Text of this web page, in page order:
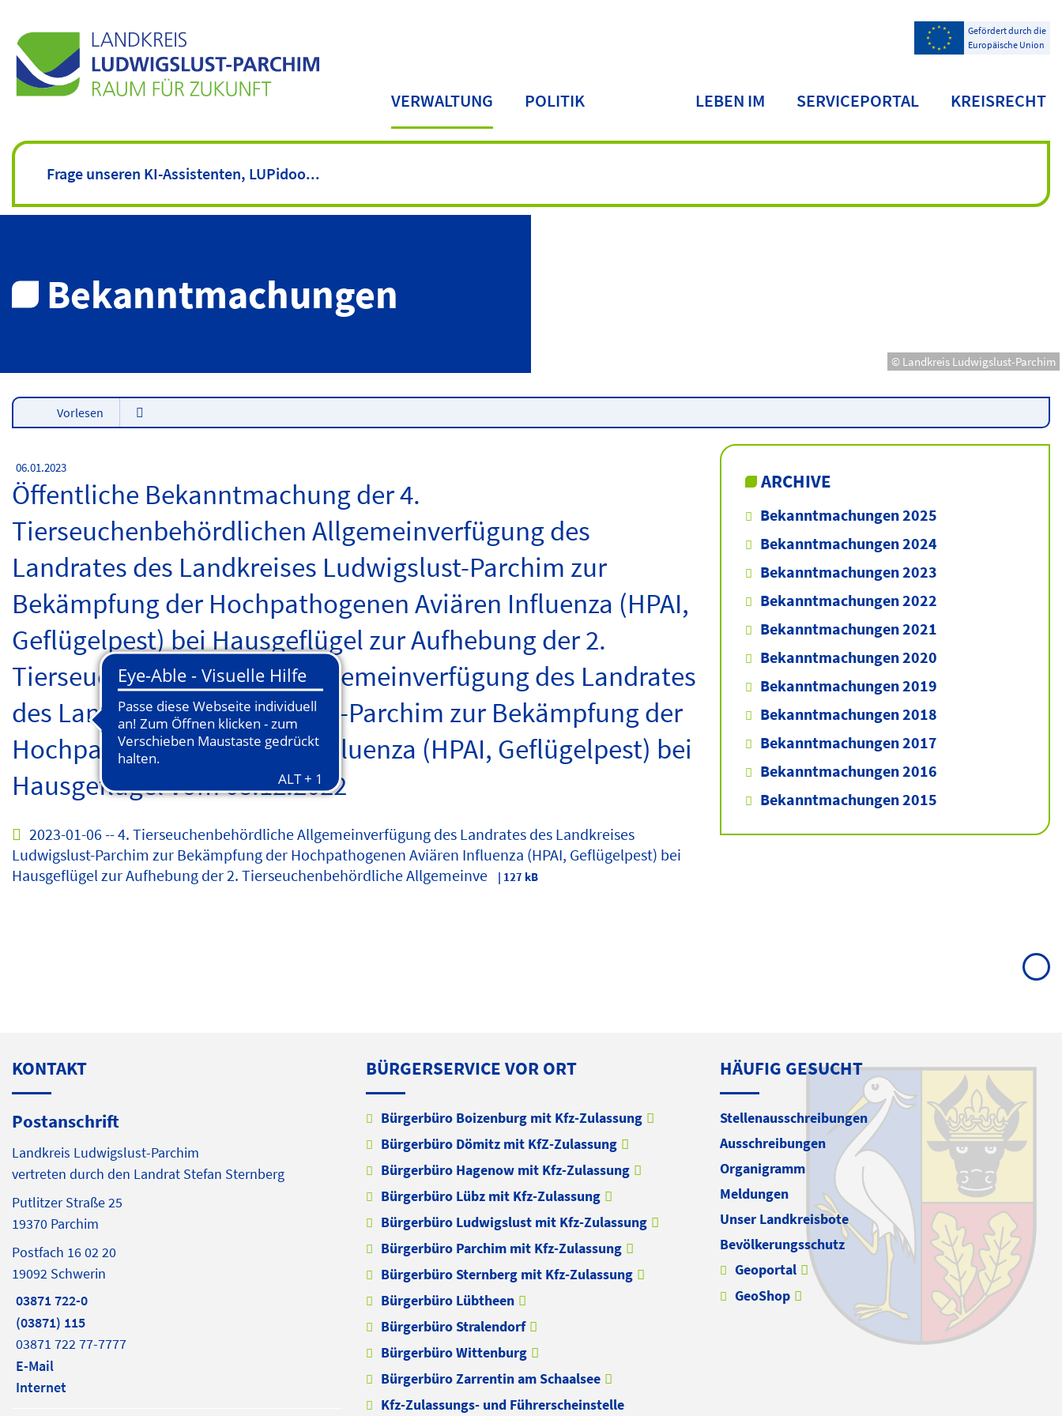
Gefördert durch die
Europäische Union
VERWALTUNG POLITIK LEBEN IM SERVICEPORTAL KREISRECHT
Bekanntmachungen
© Landkreis Ludwigslust-Parchim
Vorlesen
06.01.2023
Öffentliche Bekanntmachung der 4.
Tierseuchenbehördlichen Allgemeinverfügung des
Landrates des Landkreises Ludwigslust-Parchim zur
Bekämpfung der Hochpathogenen Aviären Influenza (HPAI,
Geflügelpest) bei Hausgeflügel zur Aufhebung der 2.
Tierseuchenbehördliche Allgemeinverfügung des Landrates
des Landkreises Ludwigslust-Parchim zur Bekämpfung der
Hochpathogenen Aviären Influenza (HPAI, Geflügelpest) bei
Hausgeflügel vom 08.12.2022
2023-01-06 -- 4. Tierseuchenbehördliche Allgemeinverfügung des Landrates des Landkreises
Ludwigslust-Parchim zur Bekämpfung der Hochpathogenen Aviären Influenza (HPAI, Geflügelpest) bei
Hausgeflügel zur Aufhebung der 2. Tierseuchenbehördliche Allgemeinve
| 127 kB
ARCHIVE
Bekanntmachungen 2025
Bekanntmachungen 2024
Bekanntmachungen 2023
Bekanntmachungen 2022
Bekanntmachungen 2021
Bekanntmachungen 2020
Bekanntmachungen 2019
Bekanntmachungen 2018
Bekanntmachungen 2017
Bekanntmachungen 2016
Bekanntmachungen 2015
KONTAKT
Postanschrift
Landkreis Ludwigslust-Parchim
vertreten durch den Landrat Stefan Sternberg
Putlitzer Straße 25
19370 Parchim
Postfach 16 02 20
19092 Schwerin
03871 722-0
(03871) 115
03871 722 77-7777
E-Mail
Internet
BÜRGERSERVICE VOR ORT
Bürgerbüro Boizenburg mit Kfz-Zulassung
Bürgerbüro Dömitz mit KfZ-Zulassung
Bürgerbüro Hagenow mit Kfz-Zulassung
Bürgerbüro Lübz mit Kfz-Zulassung
Bürgerbüro Ludwigslust mit Kfz-Zulassung
Bürgerbüro Parchim mit Kfz-Zulassung
Bürgerbüro Sternberg mit Kfz-Zulassung
Bürgerbüro Lübtheen
Bürgerbüro Stralendorf
Bürgerbüro Wittenburg
Bürgerbüro Zarrentin am Schaalsee
Kfz-Zulassungs- und Führerscheinstelle
HÄUFIG GESUCHT
Stellenausschreibungen
Ausschreibungen
Organigramm
Meldungen
Unser Landkreisbote
Bevölkerungsschutz
Geoportal
GeoShop